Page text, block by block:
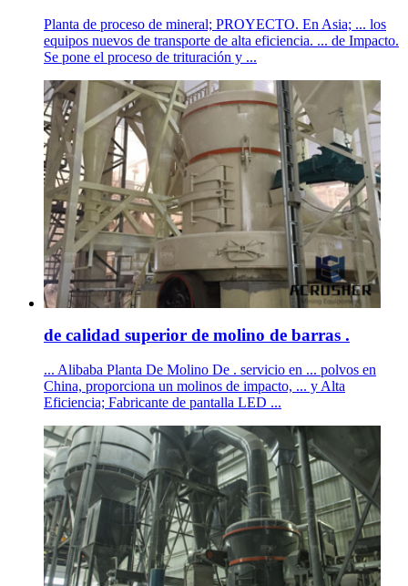
Planta de proceso de mineral; PROYECTO. En Asia; ... los
equipos nuevos de transporte de alta eficiencia. ... de Impacto.
Se pone el proceso de trituración y ...
de calidad superior de molino de barras .
... Alibaba Planta De Molino De . servicio en ... polvos en
China, proporciona un molinos de impacto, ... y Alta
Eficiencia; Fabricante de pantalla LED ...